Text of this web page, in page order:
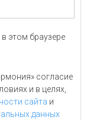
этом браузере
согласие
и в целях,
сайта и
данных